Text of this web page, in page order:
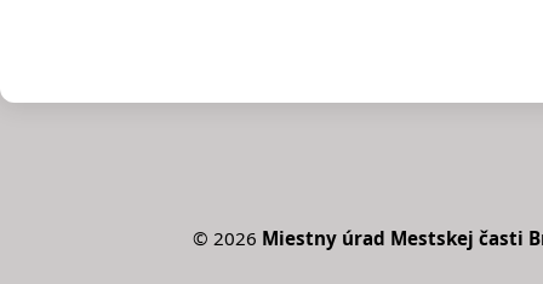
© 2026 Miestny úrad Mestskej časti